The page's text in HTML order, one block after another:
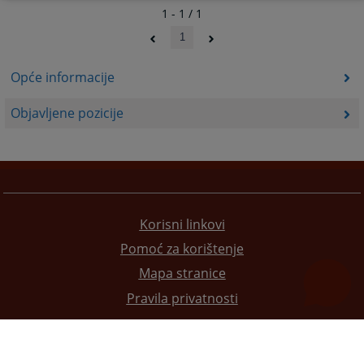
Opće informacije
Objavljene pozicije
1 - 1 / 1
1
Korisni linkovi
Pomoć za korištenje
Mapa stranice
Pravila privatnosti